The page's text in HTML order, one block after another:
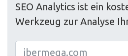
SEO Analytics ist ein
Werkzeug zur Analyse